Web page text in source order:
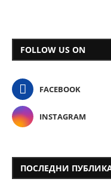
FOLLOW US ON
FACEBOOK
INSTAGRAM
ПОСЛЕДНИ